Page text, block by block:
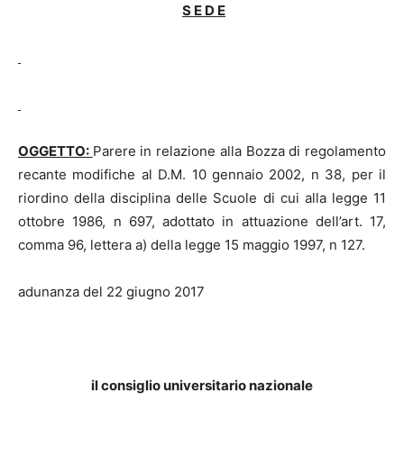
S E D E
OGGETTO: Parere in relazione alla Bozza di regolamento
recante modifiche al D.M. 10 gennaio 2002, n 38, per il
riordino della disciplina delle Scuole di cui alla legge 11
ottobre 1986, n 697, adottato in attuazione dell’art. 17,
comma 96, lettera a) della legge 15 maggio 1997, n 127.
adunanza del 22 giugno 2017
il consiglio universitario nazionale